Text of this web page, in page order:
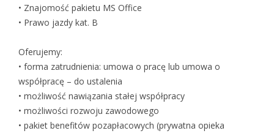
• Znajomość pakietu MS Office
• Prawo jazdy kat. B
Oferujemy:
• forma zatrudnienia: umowa o pracę lub umowa o
współpracę – do ustalenia
• możliwość nawiązania stałej współpracy
• możliwości rozwoju zawodowego
• pakiet benefitów pozapłacowych (prywatna opieka